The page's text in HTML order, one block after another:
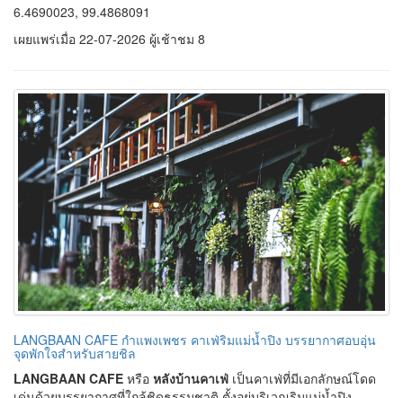
LANGBAAN CAFE กำแพงเพชร คาเฟ่ริมแม่น้ำปิง บรรยากาศอบอุ่น
จุดพักใจสำหรับสายชิล
LANGBAAN CAFEหรือหลังบ้านคาเฟ่เป็นคาเฟ่ที่มีเอกลักษณ์โดด
เด่นด้วยบรรยากาศที่ใกล้ชิดธรรมชาติ ตั้งอยู่บริเวณริมแม่น้ำปิง
จังหวัดกำแพงเพชร จุดเด่นของร้านคือความเรียบง่ายและความ
สบาย เหมือนเป็นพื้นที่พักผ่อนส่วนตัวที่เปิดให้ทุกคนเข้ามาสัมผัสความ
สงบ พร้อมชมวิวสายน้ำและรับลมเย็น ๆ ได้อย่างเต็มที่
16.5890131, 99.3787737
เผยแพร่เมื่อ 22-07-2026 ผู้เช้าชม 5